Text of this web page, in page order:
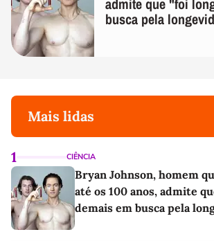
admite que "foi
busca pela
Mais lidas
1 CIÊNCIA
Bryan Johnson, homem
até os 100 anos, admite
demais em busca pela